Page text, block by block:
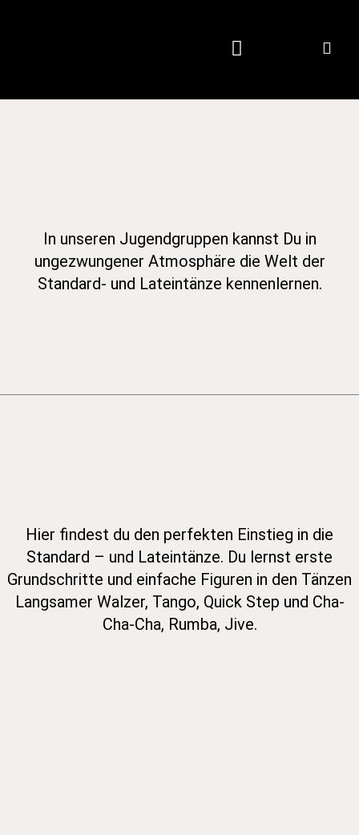
In unseren Jugendgruppen kannst Du in
ungezwungener Atmosphäre die Welt der
Standard- und Lateintänze kennenlernen.
Hier findest du den perfekten Einstieg in die
Standard – und Lateintänze. Du lernst erste
Grundschritte und einfache Figuren in den Tänzen
Langsamer Walzer, Tango, Quick Step und Cha-
Cha-Cha, Rumba, Jive.